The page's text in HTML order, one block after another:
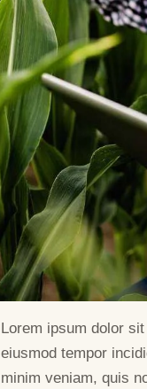
Lorem ipsum dolor
eiusmod tempor
minim veniam, quis